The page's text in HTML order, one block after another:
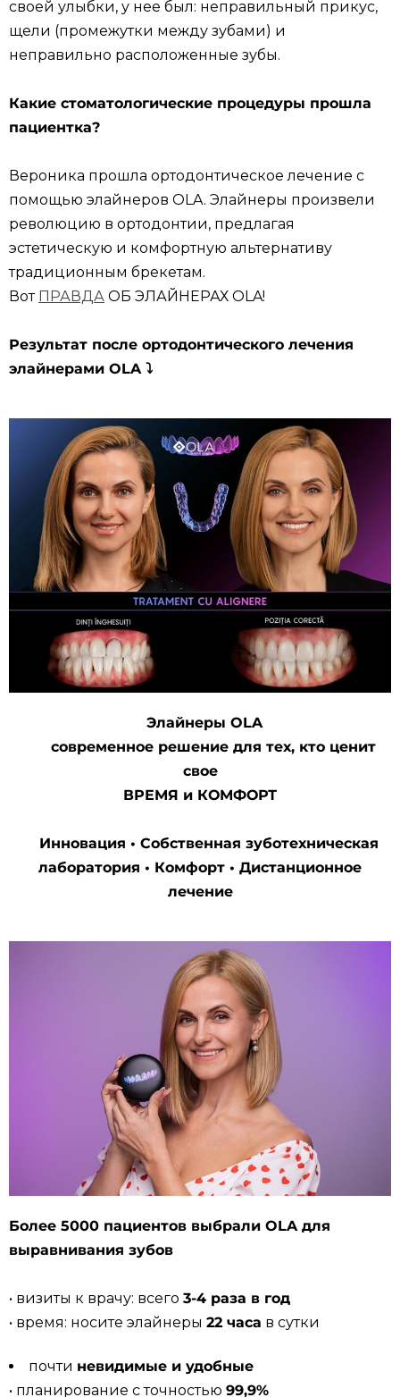
своей улыбки, у нее был: неправильный прикус,
щели (промежутки между зубами) и
неправильно расположенные зубы.
Какие стоматологические процедуры прошла
пациентка?
Вероника прошла ортодонтическое лечение с
помощью элайнеров OLA. Элайнеры произвели
революцию в ортодонтии, предлагая
эстетическую и комфортную альтернативу
традиционным брекетам.
Вот ПРАВДА ОБ ЭЛАЙНЕРАХ OLA!
Результат после ортодонтического лечения
элайнерами OLA ⤵️
Элайнеры OLA
современное решение для тех, кто ценит
свое
ВРЕМЯ и КОМФОРТ
Инновация • Собственная зуботехническая
лаборатория • Комфорт • Дистанционное
лечение
Более 5000 пациентов выбрали OLA для
выравнивания зубов
• визиты к врачу: всего 3-4 раза в год
• время: носите элайнеры 22 часа в сутки
почти невидимые и удобные
• планирование с точностью 99,9%